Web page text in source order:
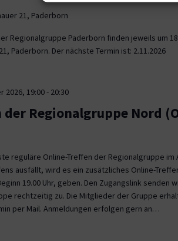
21, Paderborn
Regionalgruppe Paderborn finden jeweils um
Paderborn. Der nächste Termin ist: 2.11.2026
2026, 19:00- 20:30
der Regionalgruppe Nord
reguläre Online-Treffen der Regionalgruppe
ausfällt, wird es ein zusätzliches Online-
19.00 Uhr, geben. Den Zugangslink senden
rechtzeitig zu. Die Mitglieder der Gruppe
per Mail. Anmeldungen erfolgen gern an…